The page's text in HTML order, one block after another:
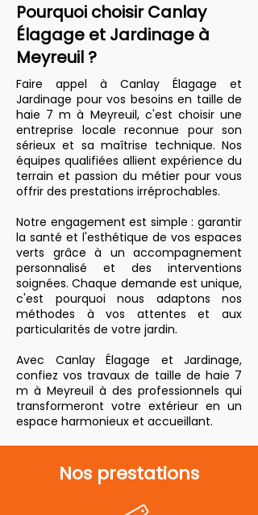
Pourquoi choisir Canlay
Élagage et Jardinage à
Meyreuil ?
Faire appel à Canlay Élagage et
Jardinage pour vos besoins en taille de
haie 7 m à Meyreuil, c'est choisir une
entreprise locale reconnue pour son
sérieux et sa maîtrise technique. Nos
équipes qualifiées allient expérience du
terrain et passion du métier pour vous
offrir des prestations irréprochables.
Notre engagement est simple : garantir
la santé et l'esthétique de vos espaces
verts grâce à un accompagnement
personnalisé et des interventions
soignées. Chaque demande est unique,
c'est pourquoi nous adaptons nos
méthodes à vos attentes et aux
particularités de votre jardin.
Avec Canlay Élagage et Jardinage,
confiez vos travaux de taille de haie 7
m à Meyreuil à des professionnels qui
transformeront votre extérieur en un
espace harmonieux et accueillant.
Nos prestations